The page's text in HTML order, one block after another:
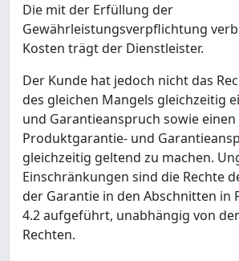
Die mit der Erfüllung der
Gewährleistungsverpflichtung
Kosten trägt der Dienstleister.
Der Kunde hat jedoch nicht das
des gleichen Mangels gleichzeitig
und Garantieanspruch sowie einen
Produktgarantie- und
gleichzeitig geltend zu machen.
Einschränkungen sind die Rechte
der Garantie in den Abschnitten in
4.2 aufgeführt, unabhängig von
Rechten.